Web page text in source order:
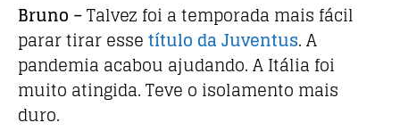
Bruno –Talvez foi a temporada mais fácil
parar tirar essetítulo da Juventus. A
pandemia acabou ajudando. A Itália foi
muito atingida. Teve o isolamento mais
duro.